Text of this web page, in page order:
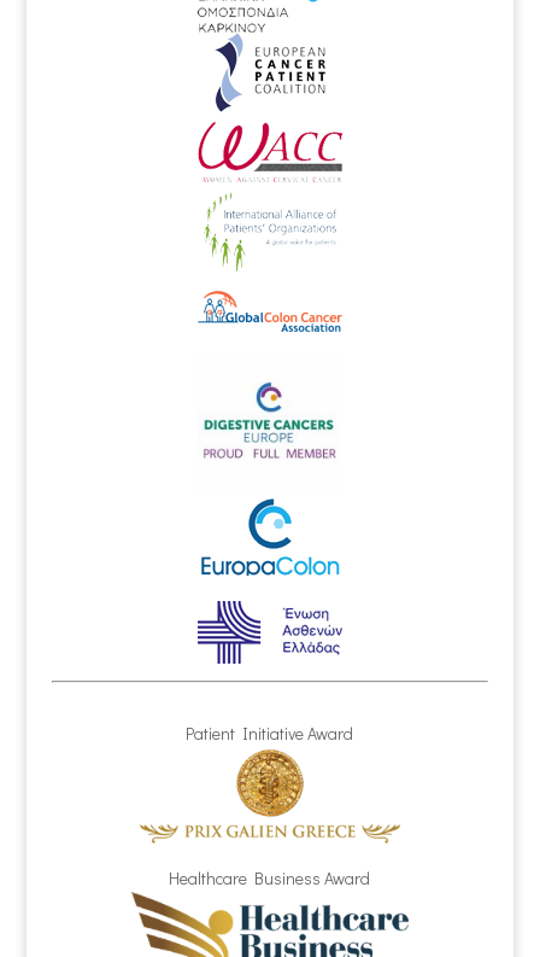
Patient Initiative Award
Healthcare Business Award